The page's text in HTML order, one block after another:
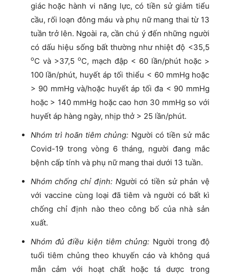
giác hoặc hành vi năng lực, có tiền sử giảm tiểu
cầu, rối loạn đông máu và phụ nữ mang thai từ 13
tuần trở lên. Ngoài ra, cần chú ý đến những người
có dấu hiệu sống bất thường như nhiệt độ <35,5
oC và >37,5 oC, mạch đập < 60 lần/phút hoặc >
100 lần/phút, huyết áp tối thiểu < 60 mmHg hoặc
> 90 mmHg và/hoặc huyết áp tối đa < 90 mmHg
hoặc > 140 mmHg hoặc cao hơn 30 mmHg so với
huyết áp hàng ngày, nhịp thở > 25 lần/phút.
Nhóm trì hoãn tiêm chủng: Người có tiền sử mắc
Covid-19 trong vòng 6 tháng, người đang mắc
bệnh cấp tính và phụ nữ mang thai dưới 13 tuần.
Nhóm chống chỉ định: Người có tiền sử phản vệ
với vaccine cùng loại đã tiêm và người có bất kì
chống chỉ định nào theo công bố của nhà sản
xuất.
Nhóm đủ điều kiện tiêm chủng: Người trong độ
tuổi tiêm chủng theo khuyến cáo và không quá
mẫn cảm với hoạt chất hoặc tá dược trong